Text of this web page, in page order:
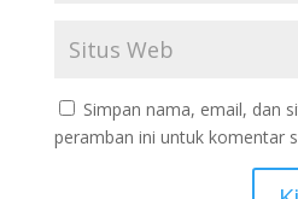
Simpan nama, email, dan
peramban ini untuk komentar